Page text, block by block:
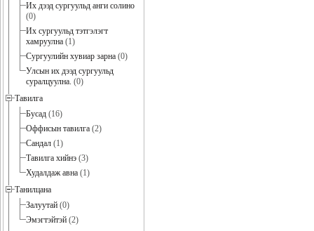
Их дээд сургуульд анги солино
(0)
Их сургуульд тэтгэлэгт
хамруулна (1)
Сургуулийн хувиар зарна (0)
Улсын их дээд сургуульд
суралцуулна. (0)
Тавилга
Бусад (16)
Оффисын тавилга (2)
Сандал (1)
Тавилга хийнэ (3)
Худалдаж авна (1)
Танилцана
Залуутай (0)
Эмэгтэйтэй (2)